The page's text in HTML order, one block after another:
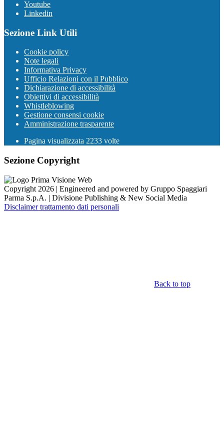
Youtube
Linkedin
Sezione Link Utili
Cookie policy
Note legali
Informativa Privacy
Ufficio Relazioni con il Pubblico
Dichiarazione di accessibilità
Obiettivi di accessibilità
Whistleblowing
Gestione consensi cookie
Amministrazione trasparente
Pagina visualizzata 2233 volte
Sezione Copyright
Copyright 2026 | Engineered and powered by Gruppo Spaggiari
Parma S.p.A. | Divisione Publishing & New Social Media
Disclaimer trattamento dati personali
Back to top